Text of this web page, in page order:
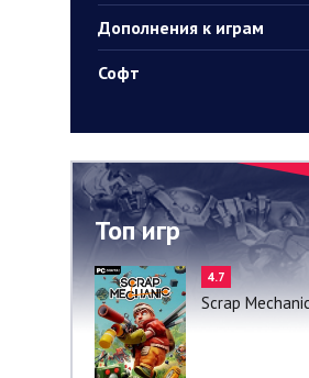
Дополнения к играм
Софт
Топ игр
4.7
Scrap Mechanic